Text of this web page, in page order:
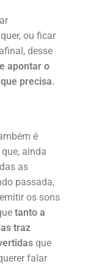
ou ficar
desse
apontar o
precisa.
é
ainda
as
passada,
os sons
tanto a
traz
que
falar